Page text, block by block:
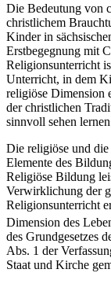
Die Bedeutung von
christlichem
Kinder in
Erstbegegnung mit
Religionsunterricht
Unterricht, in dem
religiöse Dimension
der christlichen
sinnvoll sehen
Die religiöse und die
Elemente des
Religiöse Bildung
Verwirklichung der
Religionsunterricht
Dimension des
des Grundgesetzes
Abs. 1 der
Staat und Kirche